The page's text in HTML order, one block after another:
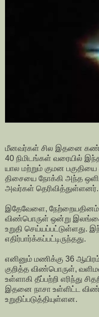
மீனவர்கள் சில இதனை
40 நிமிடங்கள் வரையில்
யால மற்றும் குமன
திசையை நோக்கி அந்த ஒளி
அவர்கள் தெரிவித்துள்ளனர்.
இதேவேளை, நேற்றையதினம்
விண்பொருள் ஒன்று
உறுதி செய்யப்பட்டுள்ளது.
எதிர்பார்க்கப்பட்டிருந்தது.
எனினும் மணிக்கு 36
குறித்த விண்பொருள்,
உள்ளாகி தீப்பற்றி எரிந்து
இதனை நாசா உள்ளிட்ட
உறுதிப்படுத்தியுள்ளன.